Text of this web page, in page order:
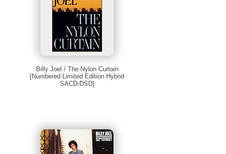
Billy Joel / The Nylon Curtain
[Numbered Limited Edition Hybrid
SACD-DSD]